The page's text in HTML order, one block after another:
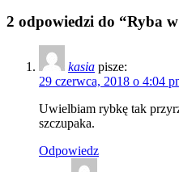
2 odpowiedzi do “Ryba w
kasia pisze:
29 czerwca, 2018 o 4:04
Uwielbiam rybkę tak
szczupaka.
Odpowiedz